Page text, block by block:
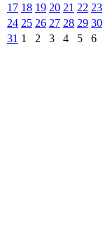
17 18 19 20 21 22 23
24 25 26 27 28 29 30
31 1 2 3 4 5 6